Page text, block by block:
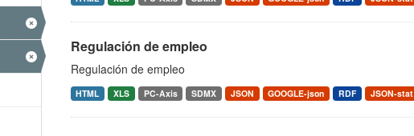
Regulación de empleo
Regulación de empleo
HTML XLS PC-Axis SDMX JSON GOOGLE-json RDF JSON-stat